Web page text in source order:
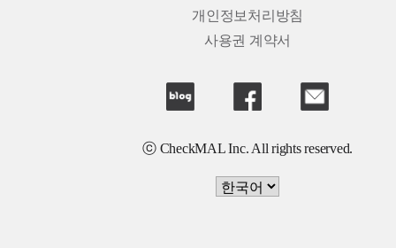
개인정보처리방침
사용권 계약서
ⓒ CheckMAL Inc. All rights reserved.